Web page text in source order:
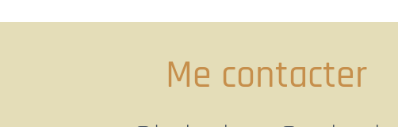
Me contacter